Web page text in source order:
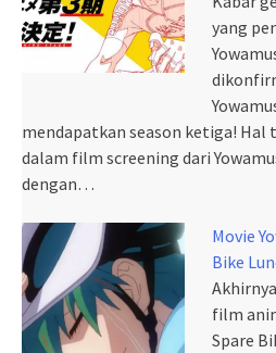
yang
mendapatkan season ketiga!
dalam film screening dari
dengan…
Movie
Bike
film
Spare